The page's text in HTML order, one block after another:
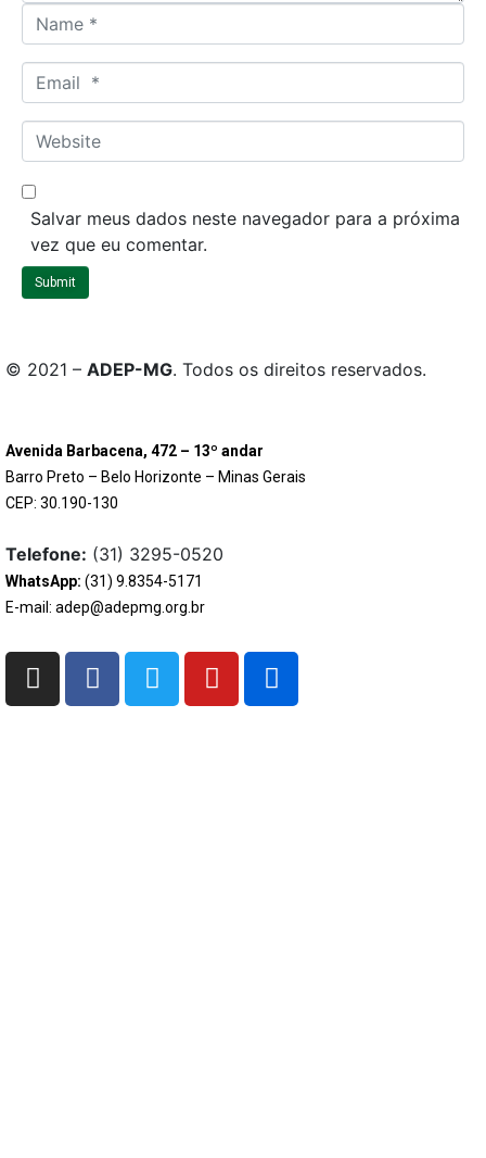
a
m
*
m
a
*
W
e
b
t
Salvar meus dados neste navegador para a próxima
vez que eu comentar.
Submit
© 2021 – ADEP-MG. Todos os direitos reservados.
Avenida Barbacena, 472 – 13º andar
Barro Preto – Belo Horizonte – Minas Gerais
CEP: 30.190-130
Telefone: (31) 3295-0520
WhatsApp: (31) 9.8354-5171
E-mail: adep@adepmg.org.br